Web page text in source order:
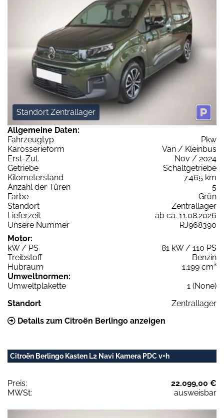
Standort Zentrallager
Allgemeine Daten:
Fahrzeugtyp
Pkw
Karosserieform
Van / Kleinbus
Erst-Zul.
Nov / 2024
Getriebe
Schaltgetriebe
Kilometerstand
7.465 km
Anzahl der Türen
5
Farbe
Grün
Standort
Zentrallager
Lieferzeit
ab ca. 11.08.2026
Unsere Nummer
RJ968390
Motor:
kW / PS
81 kW / 110 PS
Treibstoff
Benzin
Hubraum
1.199 cm³
Umweltnormen:
Umweltplakette
1 (None)
Standort
Zentrallager
Details zum Citroën Berlingo anzeigen
Citroën Berlingo Kasten L2 Navi Kamera PDC v+h
Preis:
22.099,00 €
MWSt:
ausweisbar